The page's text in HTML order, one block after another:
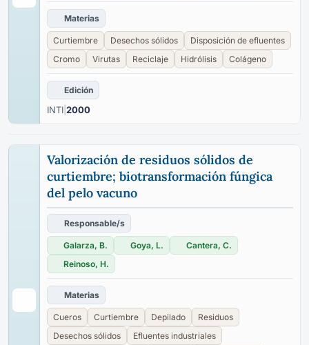
Materias
Curtiembre Desechos sólidos
Disposición de efluentes
Cromo
Virutas Reciclaje Hidrólisis Colágeno
Edición
INTI 2000
Valorización de residuos sólidos de
curtiembre; biotransformación fúngica
del pelo vacuno
Responsable/s
Galarza, B. Goya, L.
Cantera, C.
Reinoso, H.
Materias
Cueros Curtiembre Depilado
Residuos
Desechos sólidos
Efluentes industriales